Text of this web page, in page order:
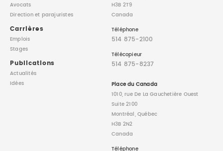
Avocats
Directionet parajuristes
Carrières
Emplois
Stages
Publications
Actualités
Idées
H3B 2T9
Canada
Téléphone
514 875-2100
Télécopieur
514 875-8237
Place du Canada
1010, rue De La Gauchetière Ouest
Suite 2100
Montréal, Québec
H3B 2N2
Canada
Téléphone